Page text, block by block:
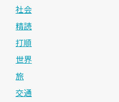
社会
精読
打順
世界
旅
交通